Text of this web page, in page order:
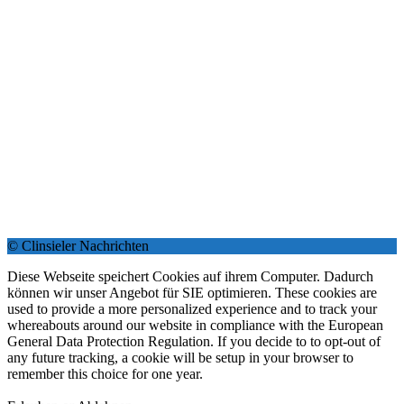
© Clinsieler Nachrichten
Diese Webseite speichert Cookies auf ihrem Computer. Dadurch
können wir unser Angebot für SIE optimieren. These cookies are
used to provide a more personalized experience and to track your
whereabouts around our website in compliance with the European
General Data Protection Regulation. If you decide to to opt-out of
any future tracking, a cookie will be setup in your browser to
remember this choice for one year.